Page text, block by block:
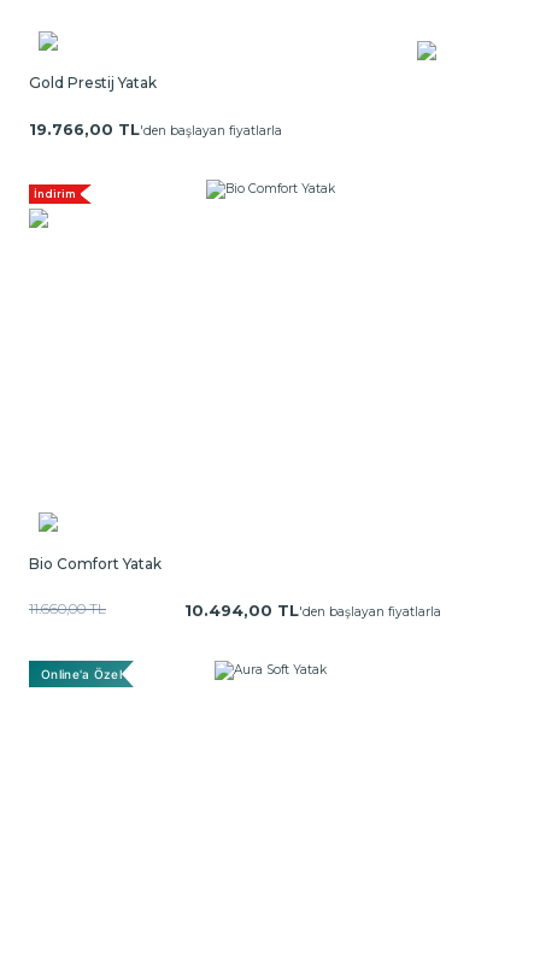
Gold Prestij Yatak
19.766,00 TL'den başlayan fiyatlarla
İndirim
Bio Comfort Yatak
11.660,00 TL 10.494,00 TL'den başlayan fiyatlarla
Online'a Özel